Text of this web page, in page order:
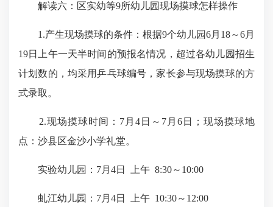
解读六：区实幼等9所幼儿园现场摸球怎样操作
1.产生现场摸球的条件：根据9个幼儿园6月18～6月
19日上午一天半时间的预报名情况，超过各幼儿园招生
计划数的，均采用乒乓球编号，家长参与现场摸球的方
式录取。
2.现场摸球时间：7月4日～7月6日；现场摸球地
点：沙县区金沙小学礼堂。
实验幼儿园：7月4日 上午 8:30～10:00
虬江幼儿园：7月4日 上午 10:30～12:00